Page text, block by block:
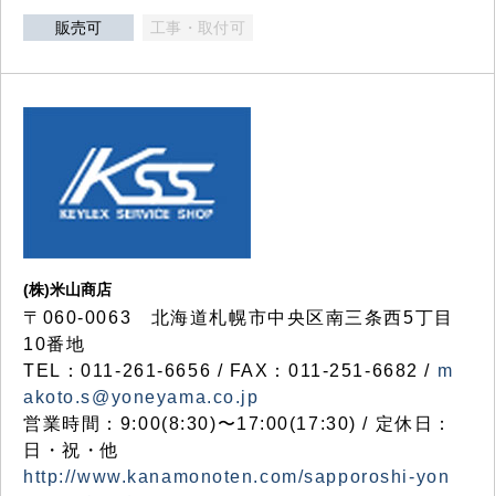
販売可 工事・取付可
(株)米山商店
〒060-0063 北海道札幌市中央区南三条西5丁目
10番地
TEL：011-261-6656 / FAX：011-251-6682 / m
akoto.s@yoneyama.co.jp
営業時間：9:00(8:30)〜17:00(17:30) / 定休日：
日・祝・他
http://www.kanamonoten.com/sapporoshi-yon